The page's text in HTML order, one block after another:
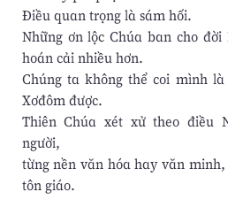
Điều quan trọng là sám hối.
Những ơn lộc Chúa ban cho
hoán cải nhiều hơn.
Chúng ta không thể coi mình
Xơđôm được.
Thiên Chúa xét xử theo điều
người,
từng nền văn hóa hay văn
tôn giáo.